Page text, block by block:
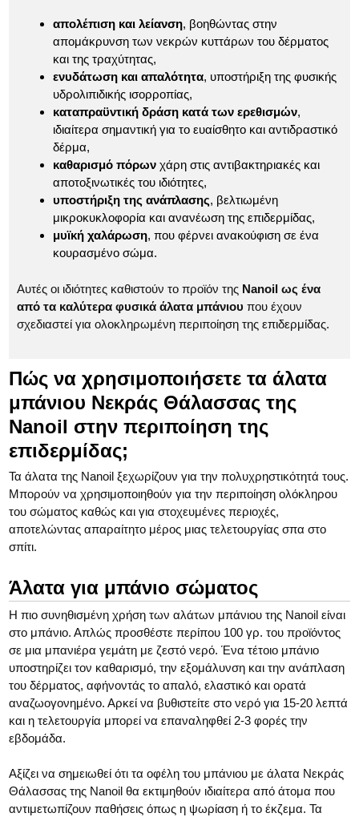
απολέπιση και λείανση, βοηθώντας στην
απομάκρυνση των νεκρών κυττάρων του δέρματος
και της τραχύτητας,
ενυδάτωση και απαλότητα, υποστήριξη της φυσικής
υδρολιπιδικής ισορροπίας,
καταπραϋντική δράση κατά των ερεθισμών,
ιδιαίτερα σημαντική για το ευαίσθητο και αντιδραστικό
δέρμα,
καθαρισμό πόρων χάρη στις αντιβακτηριακές και
αποτοξινωτικές του ιδιότητες,
υποστήριξη της ανάπλασης, βελτιωμένη
μικροκυκλοφορία και ανανέωση της επιδερμίδας,
μυϊκή χαλάρωση, που φέρνει ανακούφιση σε ένα
κουρασμένο σώμα.
Αυτές οι ιδιότητες καθιστούν το προϊόν της Nanoil ως ένα
από τα καλύτερα φυσικά άλατα μπάνιου που έχουν
σχεδιαστεί για ολοκληρωμένη περιποίηση της επιδερμίδας.
Πώς να χρησιμοποιήσετε τα άλατα
μπάνιου Νεκράς Θάλασσας της
Nanoil στην περιποίηση της
επιδερμίδας;
Τα άλατα της Nanoil ξεχωρίζουν για την πολυχρηστικότητά τους.
Μπορούν να χρησιμοποιηθούν για την περιποίηση ολόκληρου
του σώματος καθώς και για στοχευμένες περιοχές,
αποτελώντας απαραίτητο μέρος μιας τελετουργίας σπα στο
σπίτι.
Άλατα για μπάνιο σώματος
Η πιο συνηθισμένη χρήση των αλάτων μπάνιου της Nanoil είναι
στο μπάνιο. Απλώς προσθέστε περίπου 100 γρ. του προϊόντος
σε μια μπανιέρα γεμάτη με ζεστό νερό. Ένα τέτοιο μπάνιο
υποστηρίζει τον καθαρισμό, την εξομάλυνση και την ανάπλαση
του δέρματος, αφήνοντάς το απαλό, ελαστικό και ορατά
αναζωογονημένο. Αρκεί να βυθιστείτε στο νερό για 15-20 λεπτά
και η τελετουργία μπορεί να επαναληφθεί 2-3 φορές την
εβδομάδα.
Αξίζει να σημειωθεί ότι τα οφέλη του μπάνιου με άλατα Νεκράς
Θάλασσας της Nanoil θα εκτιμηθούν ιδιαίτερα από άτομα που
αντιμετωπίζουν παθήσεις όπως η ψωρίαση ή το έκζεμα. Τα